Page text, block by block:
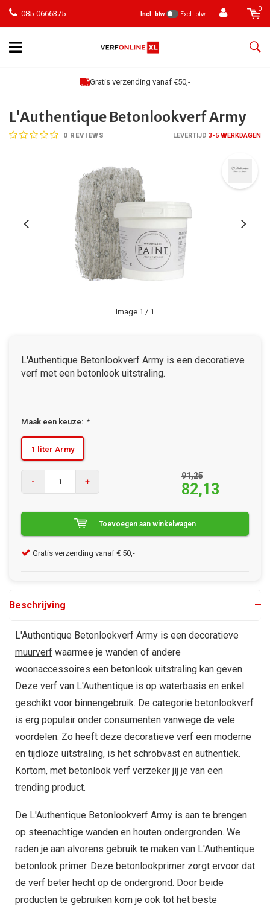
085-0666375 Incl. btw Excl. btw
0
Gratis verzending vanaf €50,-
L'Authentique Betonlookverf Army
0 REVIEWS LEVERTIJD 3-5 WERKDAGEN
Image 1 / 1
L'Authentique Betonlookverf Army is een decoratieve
verf met een betonlook uitstraling.
Maak een keuze: *
1 liter Army
- +
91,25
82,13
Toevoegen aan winkelwagen
Gratis verzending vanaf € 50,-
Beschrijving
L'Authentique Betonlookverf Army is een decoratieve
muurverf waarmee je wanden of andere
woonaccessoires een betonlook uitstraling kan geven.
Deze verf van L'Authentique is op waterbasis en enkel
geschikt voor binnengebruik. De categorie betonlookverf
is erg populair onder consumenten vanwege de vele
voordelen. Zo heeft deze decoratieve verf een moderne
en tijdloze uitstraling, is het schrobvast en authentiek.
Kortom, met betonlook verf verzeker jij je van een
trending product.
De L'Authentique Betonlookverf Army is aan te brengen
op steenachtige wanden en houten ondergronden. We
raden je aan alvorens gebruik te maken van L'Authentique
betonlook primer. Deze betonlookprimer zorgt ervoor dat
de verf beter hecht op de ondergrond. Door beide
producten te gebruiken kom je ook tot het beste